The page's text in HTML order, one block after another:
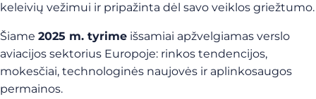
keleivių vežimui ir pripažinta dėl savo veiklos griežtumo.
Šiame 2025 m. tyrime išsamiai apžvelgiamas verslo
aviacijos sektorius Europoje: rinkos tendencijos,
mokesčiai, technologinės naujovės ir aplinkosaugos
permainos.